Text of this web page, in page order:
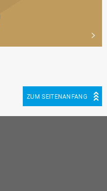
ZUM SEITENANFANG